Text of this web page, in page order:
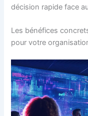
décision rapide face
Les bénéfices
pour votre